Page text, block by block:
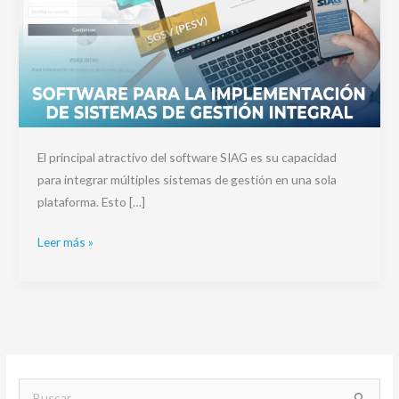
El principal atractivo del software SIAG es su capacidad
para integrar múltiples sistemas de gestión en una sola
plataforma. Esto […]
Leer más »